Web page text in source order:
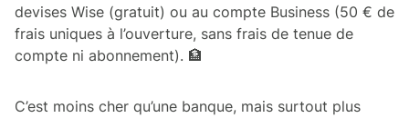
devises Wise (gratuit) ou au compte Business (50 € de
frais uniques à l’ouverture, sans frais de tenue de
compte ni abonnement). 🏦
C’est moins cher qu’une banque, mais surtout plus